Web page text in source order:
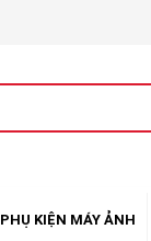
PHỤ KIỆN MÁY ẢNH